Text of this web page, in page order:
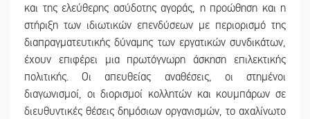
και της ελεύθερης ασύδοτης αγοράς, η προώθηση και η
στήριξη των ιδιωτικών επενδύσεων με περιορισμό της
διαπραγματευτικής δύναμης των εργατικών συνδικάτων,
έχουν επιφέρει μια πρωτόγνωρη άσκηση επιλεκτικής
πολιτικής. Οι απευθείας αναθέσεις, οι στημένοι
διαγωνισμοί, οι διορισμοί κολλητών και κουμπάρων σε
διευθυντικές θέσεις δημόσιων οργανισμών, το αχαλίνωτο